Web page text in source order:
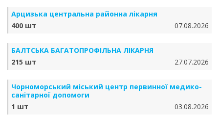
Арцизька центральна районна лікарня
400 шт
07.08.2026
БАЛТСЬКА БАГАТОПРОФІЛЬНА ЛІКАРНЯ
215 шт
27.07.2026
Чорноморський міський центр первинної медико-
санітарної допомоги
1 шт
03.08.2026